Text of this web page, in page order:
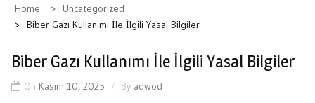
Home
Uncategorized
Biber Gazı Kullanımı İle İlgili Yasal Bilgiler
Biber Gazı Kullanımı İle İlgili Yasal Bilgiler
On Kasım 10, 2025 By adwod